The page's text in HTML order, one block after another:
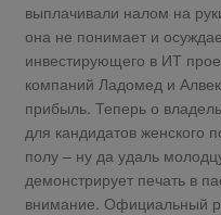
выплачивали налом на
она не понимает и
инвестирующего в ИТ
компаний Ладомед и
прибыль. Теперь о
для кандидатов женского
полу – ну да удаль
демонстрирует печать в
внимание. Официальный